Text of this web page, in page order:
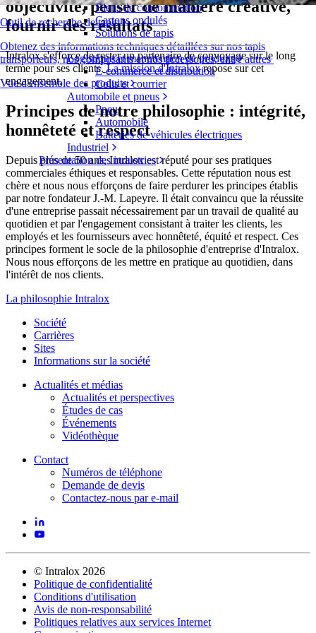
Outil de recherche de tapis
Obtenez des informations techniques détaillées sur nos tapis
transporteurs, nos composants et nos accessoires, entre autres
Vue d'ensemble des produits
Biens de consommation
Cartons ondulés
Solutions de tapis
Logistique et manutention de produits
E-commerce et distribution
Colis et courrier
Automobile et pneus
Pneu
Automobile
Batteries de véhicules électriques
Industriel
Présentation des industries
objectivité, penser de manière créative,
fournir des résultats
Intralox s'efforce de rester un partenaire de convoyage sur le long
terme pour ses clients.La mission d'Intraloxrepose sur cet
engagement.
Principes de notre philosophie : intégrité,
honnêteté et respect
Depuis plus de 50 ans, Intralox est réputé pour ses pratiques
commerciales éthiques et responsables. Cette réputation nous est
chère et nous nous efforçons de faire perdurer les principes établis
par notre fondateur J.-M. Lapeyre. Il était convaincu que la réussite
d'une entreprise passait nécessairement par un travail de qualité au
quotidien et par l'engagement consistant à traiter les clients, les
employés et les fournisseurs avec honnêteté, équité et respect. Ces
principes forment le socle de la philosophie d'entreprise d'Intralox.
Nous nous efforçons de les mettre en pratique au quotidien, dans
l'intérêt de nos clients.
La philosophie Intralox
Société
Carrières
Sites
Informations sur la société
Actualités et médias
Actualités et perspectives
Études de cas
Événements
Vidéothèque
Contact
Numéros de téléphone
Demande de devis
Contactez-nous par e-mail
© Intralox 2026
Politique de confidentialité
Conditions d'utilisation
Avis de non-responsabilité
Politiques relatives aux services Internet